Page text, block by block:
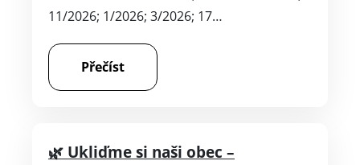
11/2026; 1/2026; 3/2026; 17…
Přečíst
🌿 Ukliďme si naši obec –